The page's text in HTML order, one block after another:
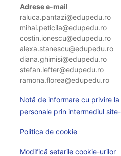
Adrese e-mail
raluca.pantazi@edupedu.ro
mihai.peticila@edupedu.ro
costin.ionescu@edupedu.ro
alexa.stanescu@edupedu.ro
diana.ghimisi@edupedu.ro
stefan.lefter@edupedu.ro
ramona.florea@edupedu.ro
Notă de informare cu privire
personale prin intermediul
Politica de cookie
Modifică setarile cookie-urilor